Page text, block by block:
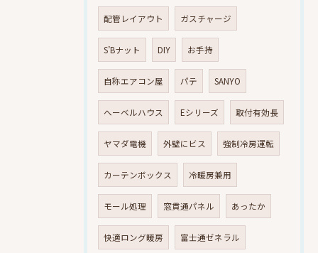
配管レイアウト ガスチャージ
S’Bナット DIY お手持
自称エアコン屋 パテ SANYO
へーベルハウス Eシリーズ 取付有効長
ヤマダ電機 外壁にビス 強制冷房運転
カーテンボックス 冷暖房兼用
モール処理 窓貫通パネル あったか
快適ロング暖房 富士通ゼネラル